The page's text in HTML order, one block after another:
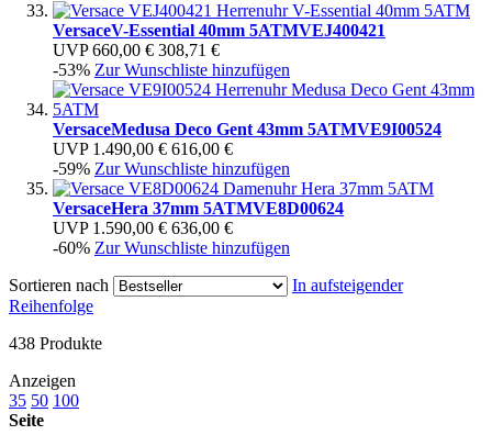
VersaceV-Essential 40mm 5ATMVEJ400421
UVP 660,00 € 308,71 €
-53% Zur Wunschliste hinzufügen
VersaceMedusa Deco Gent 43mm 5ATMVE9I00524
UVP 1.490,00 € 616,00 €
-59% Zur Wunschliste hinzufügen
VersaceHera 37mm 5ATMVE8D00624
UVP 1.590,00 € 636,00 €
-60% Zur Wunschliste hinzufügen
Sortieren nach
In aufsteigender
Reihenfolge
438 Produkte
Anzeigen
35 50 100
Seite